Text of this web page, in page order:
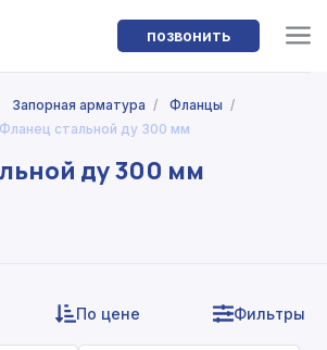
позвонить
Запорная арматура / Фланцы /
Фланец стальной ду 300 мм
ду 300 мм
По цене Фильтры